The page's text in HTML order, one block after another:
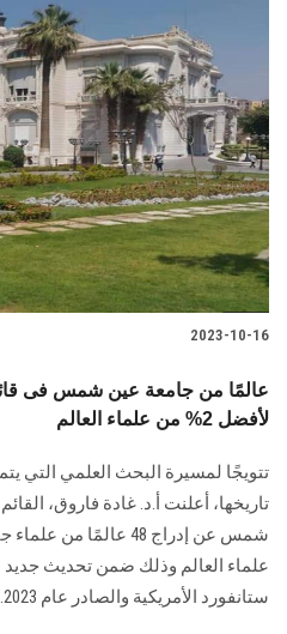
2023-10-16
لأفضل 2% من علماء العالم
تتويجًا لمسيرة البحث العلمي التي
تاريخها، أعلنت أ.د. غادة فاروق،
شمس عن إدراج 48
علماء العالم وذلك ضمن تحديث جديد
ستانفورد الأمريكية والصادر عام 2023.